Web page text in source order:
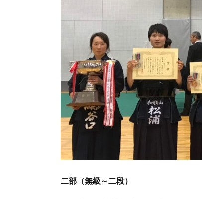
二部（無級～二段）